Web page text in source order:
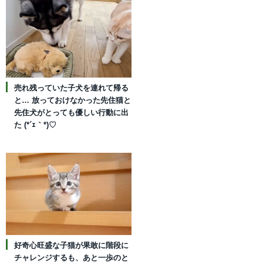
売れ残っていた子犬を連れて帰る
と… 放っておけなかった先住猫と
先住犬がとっても優しい行動に出
た (*´ｪ｀*)♡
好奇心旺盛な子猫が果敢に階段に
チャレンジするも、あと一歩のと